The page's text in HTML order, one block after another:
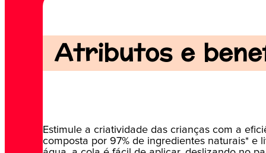
Atributos e
Estimule a criatividade das crianças com a
composta por 97% de ingredientes naturais* e